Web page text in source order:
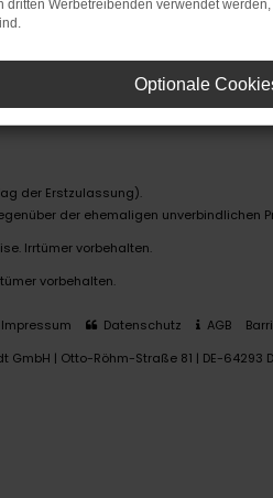
der Erstzulassung).
der ehemaligen
Irrtümer vorbehalten.
vorbehalten.
Impressum Datenschutz AGB
GmbH | Otto-Röhm-Straße 81 | DE-
dritten Werbetreibenden verwendet
Optionale